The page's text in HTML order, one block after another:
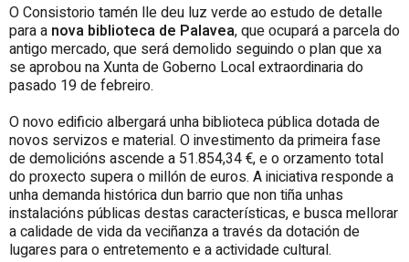
O Consistorio tamén lle deu luz verde ao estudo de detalle
para a nova biblioteca de Palavea, que ocupará a parcela do
antigo mercado, que será demolido seguindo o plan que xa
se aprobou na Xunta de Goberno Local extraordinaria do
pasado 19 de febreiro.
O novo edificio albergará unha biblioteca pública dotada de
novos servizos e material. O investimento da primeira fase
de demolicións ascende a 51.854,34 €, e o orzamento total
do proxecto supera o millón de euros. A iniciativa responde a
unha demanda histórica dun barrio que non tiña unhas
instalacións públicas destas características, e busca mellorar
a calidade de vida da veciñanza a través da dotación de
lugares para o entretemento e a actividade cultural.